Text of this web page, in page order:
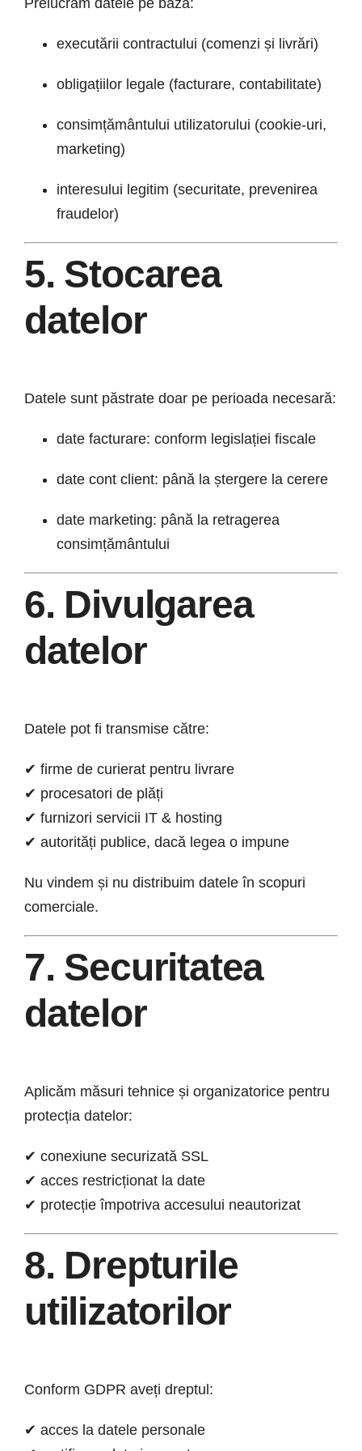
Prelucrăm datele pe baza:
executării contractului (comenzi și livrări)
obligațiilor legale (facturare, contabilitate)
consimțământului utilizatorului (cookie-uri,
marketing)
interesului legitim (securitate, prevenirea
fraudelor)
5. Stocarea
datelor
Datele sunt păstrate doar pe perioada necesară:
date facturare: conform legislației fiscale
date cont client: până la ștergere la cerere
date marketing: până la retragerea
consimțământului
6. Divulgarea
datelor
Datele pot fi transmise către:
✔ firme de curierat pentru livrare
✔ procesatori de plăți
✔ furnizori servicii IT & hosting
✔ autorități publice, dacă legea o impune
Nu vindem și nu distribuim datele în scopuri
comerciale.
7. Securitatea
datelor
Aplicăm măsuri tehnice și organizatorice pentru
protecția datelor:
✔ conexiune securizată SSL
✔ acces restricționat la date
✔ protecție împotriva accesului neautorizat
8. Drepturile
utilizatorilor
Conform GDPR aveți dreptul:
✔ acces la datele personale